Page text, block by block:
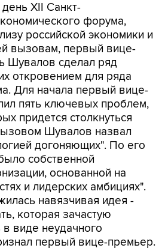
XII Санкт-
форума,
российской экономики и
вызовам, первый вице-
Шувалов сделал ряд
откровением для ряда
Для начала первый вице-
пять ключевых проблем,
придется столкнуться
Шувалов назвал
догоняющих". По его
собственной
основанной на
и лидерских амбициях".
навязчивая идея -
которая зачастую
виде неудачного
первый вице-премьер.